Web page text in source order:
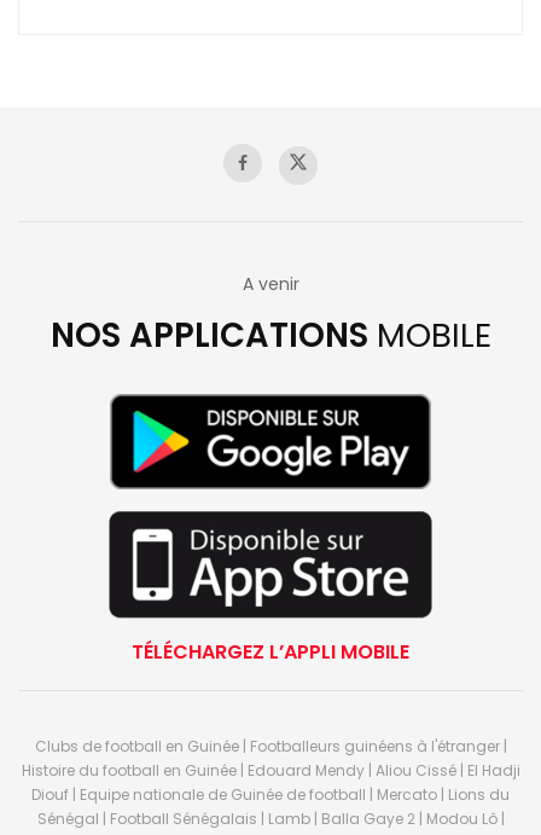
A venir
NOS APPLICATIONS MOBILE
TÉLÉCHARGEZ L’APPLI MOBILE
Clubs de football en Guinée | Footballeurs guinéens à l'étranger |
Histoire du football en Guinée | Edouard Mendy | Aliou Cissé | El Hadji
Diouf | Equipe nationale de Guinée de football | Mercato | Lions du
Sénégal | Football Sénégalais | Lamb | Balla Gaye 2 | Modou Lô |